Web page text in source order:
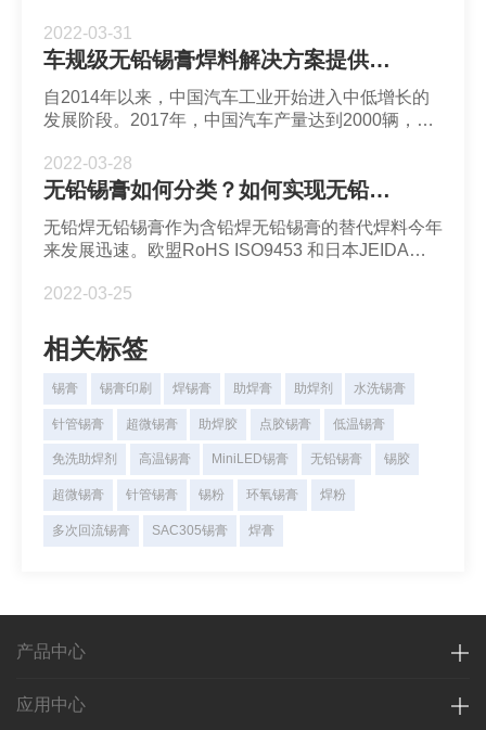
传感器。全球定位系统。激光扫描仪等信息收集设备
或系统根据协议将任何项目与互联网连接，进行通信
统的监控和管理。物联网市场封装锡膏焊料方案提供
商深圳福英达分享：物联网概述。
2022-03-31
车规级无铅锡膏焊料解决方案提供商深圳福英达分享：Mini LED 车载应用与自动驾驶传感器
自2014年以来，中国汽车工业开始进入中低增长的
发展阶段。2017年，中国汽车产量达到2000辆，
起，它已经连续三年下降，这意味着如果中国汽车工
业进入股票游戏时代。在这个关键的竞争节点上，汽
发展的新动力。车规级无铅锡膏焊料解决方案提供商
深圳福英达分享：Mini LED 车载应用与自动驾驶传
2022-03-28
无铅锡膏如何分类？如何实现无铅焊料替代有铅焊料？
无铅焊无铅锡膏作为含铅焊无铅锡膏的替代焊料今年
来发展迅速。欧盟RoHS ISO9453 和日本JEIDA等
可定义为无铅焊料合金。为什么发展无铅焊料？无铅
什么说全面实现无铅焊料替代有铅焊料是一项复杂的
系统工程？
2022-03-25
相关标签
锡膏 锡膏印刷 焊锡膏 助焊膏 助焊剂 水洗锡膏
针管锡膏 超微锡膏 助焊胶 点胶锡膏 低温锡膏
免洗助焊剂 高温锡膏 MiniLED锡膏 无铅锡膏 锡胶
超微锡膏 针管锡膏 锡粉 环氧锡膏 焊粉
多次回流锡膏 SAC305锡膏 焊膏
产品中心
应用中心